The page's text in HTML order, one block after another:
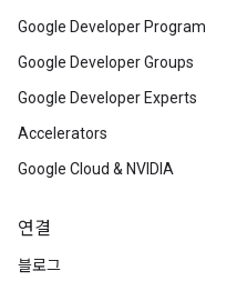
Google Developer Program
Google Developer Groups
Google Developer Experts
Accelerators
Google Cloud & NVIDIA
연결
블로그